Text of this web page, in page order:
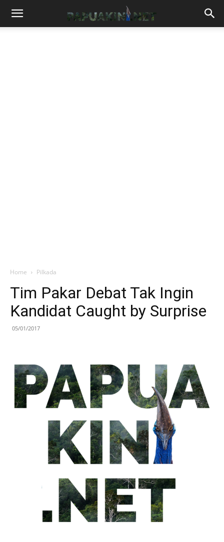
Home Pilkada
Tim Pakar Debat Tak Ingin
Kandidat Caught by Surprise
05/01/2017